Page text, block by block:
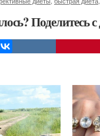
Поделитесь